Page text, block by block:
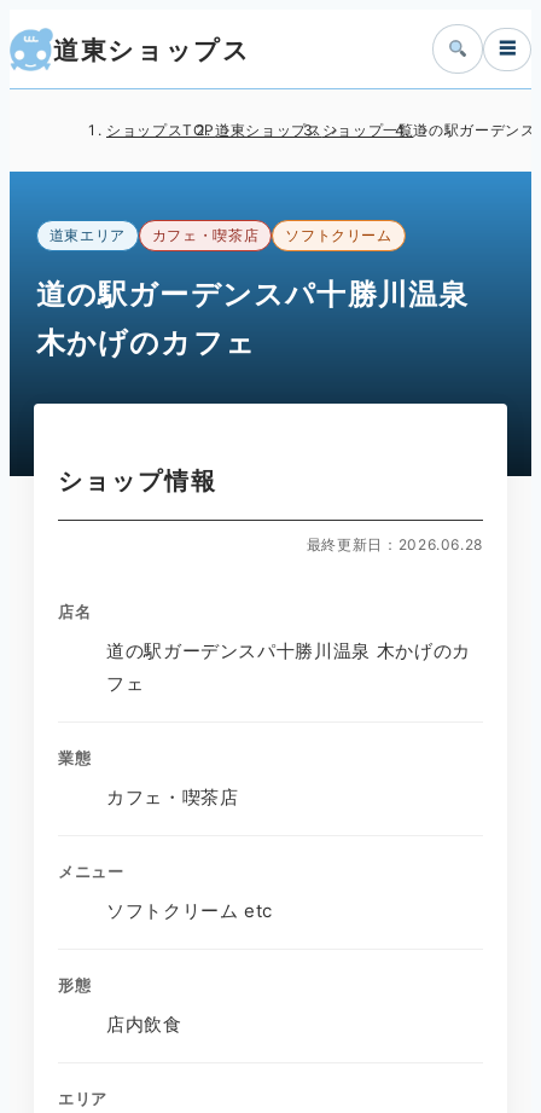
道東ショップス ☰
ショップスTOP道東ショップス ショップ一覧道の駅ガーデン
道東エリア カフェ・喫茶店 ソフトクリーム
道の駅ガーデンスパ十勝川温泉
木かげのカフェ
ショップ情報
最終更新日：2026.06.28
店名
道の駅ガーデンスパ十勝川温泉 木かげのカ
フェ
業態
カフェ・喫茶店
メニュー
ソフトクリーム etc
形態
店内飲食
エリア